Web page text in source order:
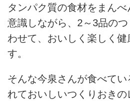
タンパク質の食材をまん
意識しながら、2～3品の
わせて、おいしく楽しく健
す。
そんな今泉さんが食べてい
れておいしいつくりおきの